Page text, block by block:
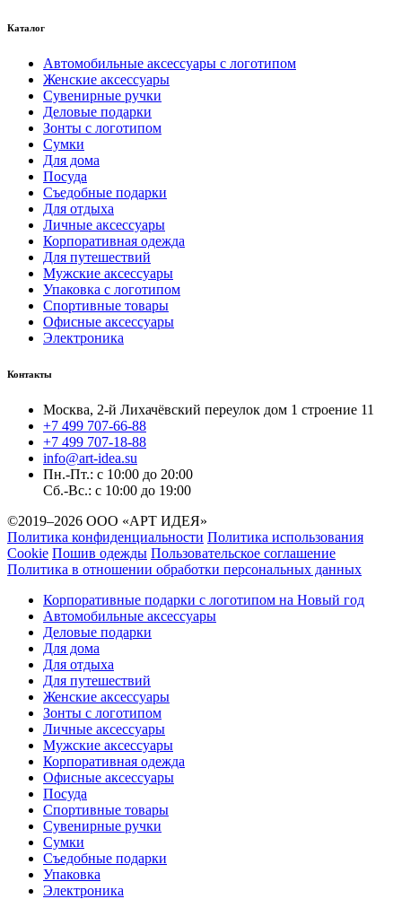
Каталог
Автомобильные аксессуары с логотипом
Женские аксессуары
Сувенирные ручки
Деловые подарки
Зонты с логотипом
Сумки
Для дома
Посуда
Съедобные подарки
Для отдыха
Личные аксессуары
Корпоративная одежда
Для путешествий
Мужские аксессуары
Упаковка с логотипом
Спортивные товары
Офисные аксессуары
Электроника
Контакты
Москва, 2-й Лихачёвский переулок дом 1 строение 11
+7 499 707-66-88
+7 499 707-18-88
info@art-idea.su
Пн.-Пт.: с 10:00 до 20:00
Сб.-Вс.: с 10:00 до 19:00
©2019–2026 ООО «АРТ ИДЕЯ»
Политика конфиденциальности Политика использования
Cookie Пошив одежды Пользовательское соглашение
Политика в отношении обработки персональных данных
Корпоративные подарки с логотипом на Новый год
Автомобильные аксессуары
Деловые подарки
Для дома
Для отдыха
Для путешествий
Женские аксессуары
Зонты с логотипом
Личные аксессуары
Мужские аксессуары
Корпоративная одежда
Офисные аксессуары
Посуда
Спортивные товары
Сувенирные ручки
Сумки
Съедобные подарки
Упаковка
Электроника